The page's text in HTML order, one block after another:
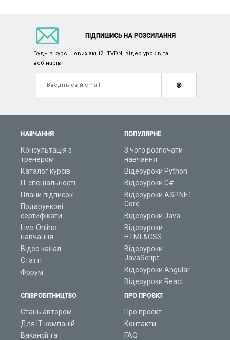
НАВЧАННЯ
Консультація з
тренером
Каталог курсів
ІТ спеціальності
Плани підписок
Подарункові
сертифікати
Live-Online
навчання
Відео канал
Статті
Форум
ПОПУЛЯРНЕ
З чого розпочати
навчання
Відеоуроки Python
Відеоуроки C#
Відеоуроки ASP.NET
Core
Відеоуроки Java
Відеоуроки
HTML&CSS
Відеоуроки
JavaScript
Відеоуроки Angular
Відеоуроки React
СПІВРОБІТНИЦТВО
Стань автором
Для ІТ компаній
Вакансії та
ПРО ПРОЄКТ
Про проєкт
Контакти
FAQ
ПІДПИШИСЬ НА РОЗСИЛАННЯ
Будь в курсі нових акцій ITVDN, відео уроків та
вебінарів
@